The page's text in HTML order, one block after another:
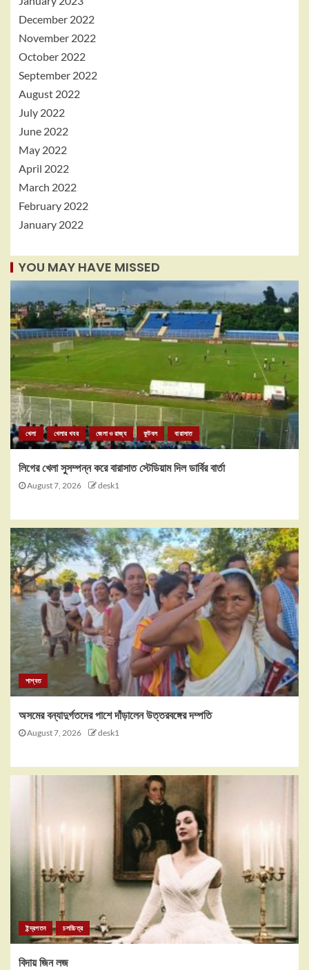
December 2022
November 2022
October 2022
September 2022
August 2022
July 2022
June 2022
May 2022
April 2022
March 2022
February 2022
January 2022
YOU MAY HAVE MISSED
খেলা খেলার খবর জেলা ও রাজ্য ফুটবল বারাসাত
লিগের খেলা সুসম্পন্ন করে বারাসাত স্টেডিয়াম দিল ডার্বির বার্তা
August 7, 2026 desk1
শাশ্বত
অসমের বন্যাদুর্গতদের পাশে দাঁড়ালেন উত্তরবঙ্গের দম্পতি
August 7, 2026 desk1
ইন্দ্রপতন চলচ্চিত্র
বিদায় জিন লজ